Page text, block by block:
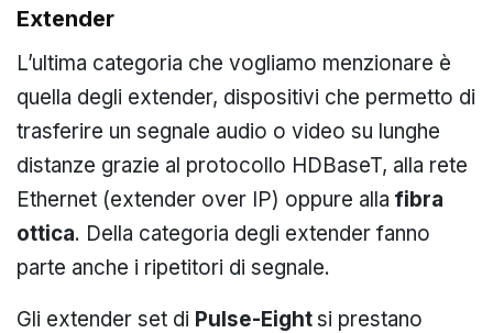
Extender
L’ultima categoria che vogliamo menzionare è
quella degli extender, dispositivi che permetto di
trasferire un segnale audio o video su lunghe
distanze grazie al protocollo HDBaseT, alla rete
Ethernet (extender over IP) oppure alla fibra
ottica. Della categoria degli extender fanno
parte anche i ripetitori di segnale.
Gli extender set di Pulse-Eightsi prestano